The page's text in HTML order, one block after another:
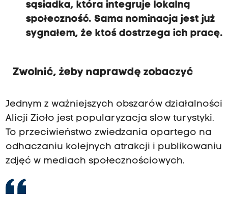
sąsiadka, która integruje lokalną
społeczność. Sama nominacja jest już
sygnałem, że ktoś dostrzega ich pracę.
Zwolnić, żeby naprawdę zobaczyć
Jednym z ważniejszych obszarów działalności
Alicji Zioło jest popularyzacja slow turystyki.
To przeciwieństwo zwiedzania opartego na
odhaczaniu kolejnych atrakcji i publikowaniu
zdjęć w mediach społecznościowych.